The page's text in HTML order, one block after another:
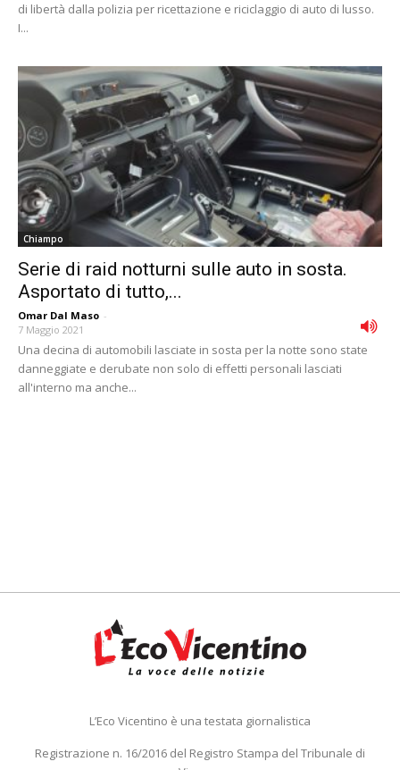
di libertà dalla polizia per ricettazione e riciclaggio di auto di lusso.
I...
Chiampo
Serie di raid notturni sulle auto in sosta.
Asportato di tutto,...
Omar Dal Maso -
7 Maggio 2021
Una decina di automobili lasciate in sosta per la notte sono state
danneggiate e derubate non solo di effetti personali lasciati
all'interno ma anche...
L’Eco Vicentino è una testata giornalistica
Registrazione n. 16/2016 del Registro Stampa del Tribunale di